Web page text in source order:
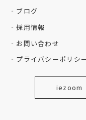
ブログ
採用情報
お問い合わせ
プライバシーポリシ
iezoom